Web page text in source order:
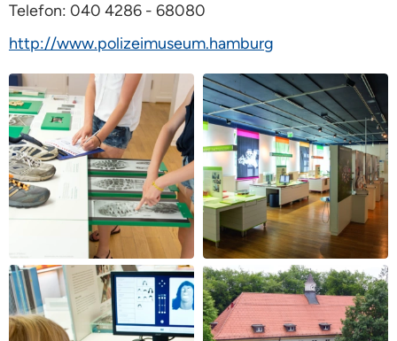
Telefon: 040 4286 - 68080
http://www.polizeimuseum.hamburg